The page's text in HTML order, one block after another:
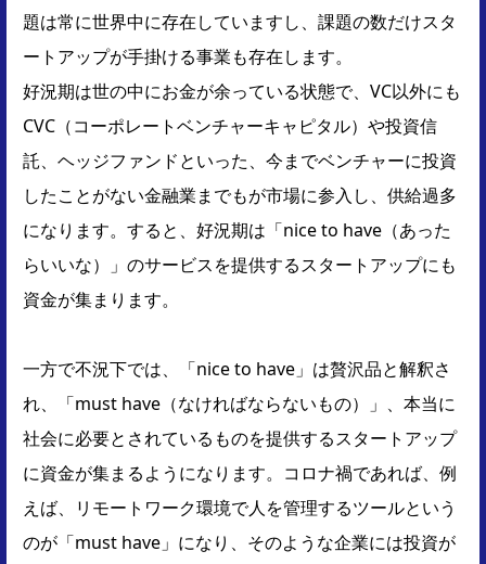
題は常に世界中に存在していますし、課題の数だけスタ
ートアップが手掛ける事業も存在します。
好況期は世の中にお金が余っている状態で、VC以外にも
CVC（コーポレートベンチャーキャピタル）や投資信
託、ヘッジファンドといった、今までベンチャーに投資
したことがない金融業までもが市場に参入し、供給過多
になります。すると、好況期は「nice to have（あった
らいいな）」のサービスを提供するスタートアップにも
資金が集まります。
一方で不況下では、「nice to have」は贅沢品と解釈さ
れ、「must have（なければならないもの）」、本当に
社会に必要とされているものを提供するスタートアップ
に資金が集まるようになります。コロナ禍であれば、例
えば、リモートワーク環境で人を管理するツールという
のが「must have」になり、そのような企業には投資が